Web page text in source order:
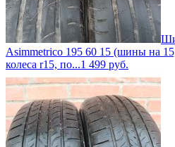
Asimmetrico 195 60 15 (шины на
колеса r15, по...1 499 руб.